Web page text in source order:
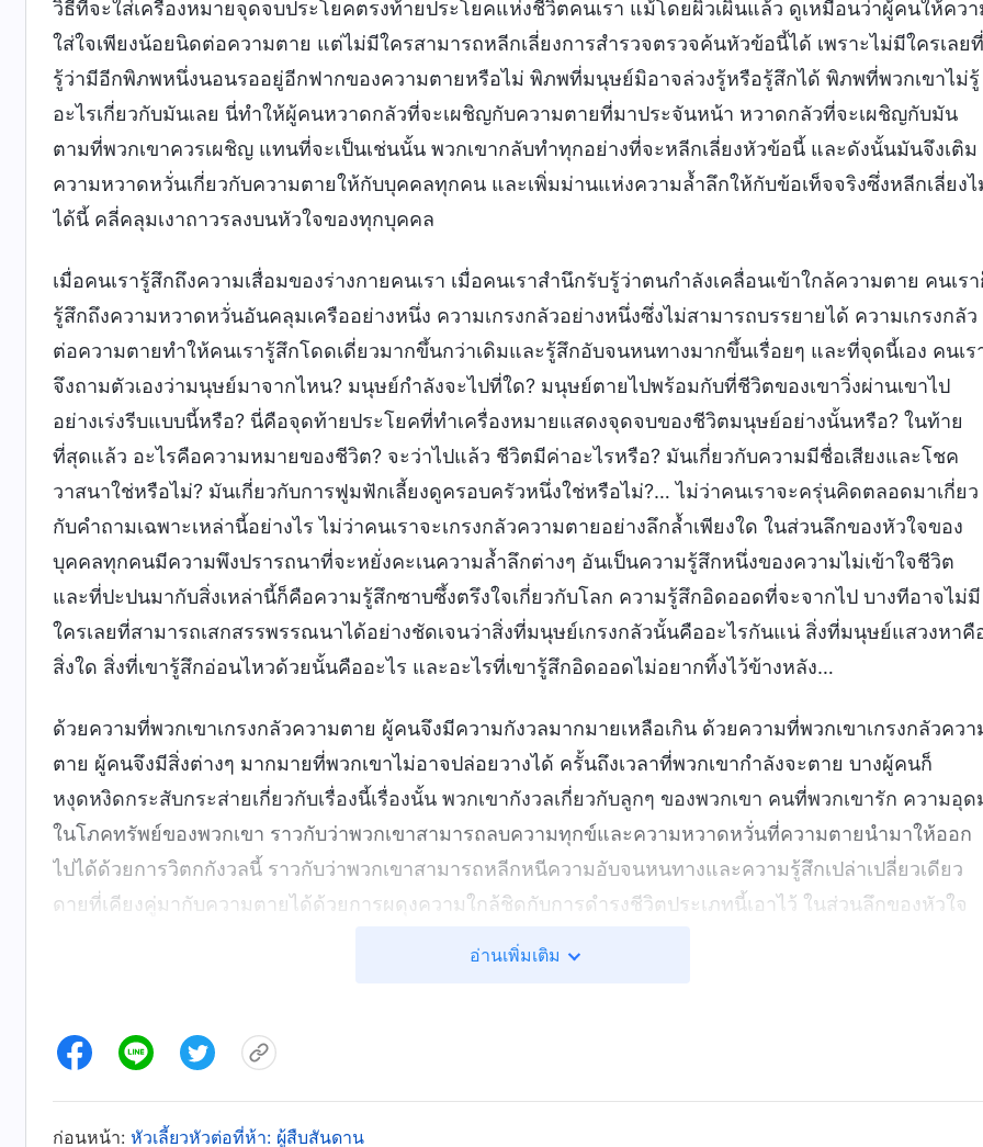
วิธีที่จะใส่เครื่องหมายจุดจบประโยคตรงท้ายประโยคแห่งชีวิตคนเรา แม้โดยผิวเผินแล้ว ดูเหมือนว่าผู้คนให้ควา
ใส่ใจเพียงน้อยนิดต่อความตาย แต่ไม่มีใครสามารถหลีกเลี่ยงการสำรวจตรวจค้นหัวข้อนี้ได้ เพราะไม่มีใครเลยที่
รู้ว่ามีอีกพิภพหนึ่งนอนรออยู่อีกฟากของความตายหรือไม่ พิภพที่มนุษย์มิอาจล่วงรู้หรือรู้สึกได้ พิภพที่พวกเขาไม่รู้
อะไรเกี่ยวกับมันเลย นี่ทำให้ผู้คนหวาดกลัวที่จะเผชิญกับความตายที่มาประจันหน้า หวาดกลัวที่จะเผชิญกับมัน
ตามที่พวกเขาควรเผชิญ แทนที่จะเป็นเช่นนั้น พวกเขากลับทำทุกอย่างที่จะหลีกเลี่ยงหัวข้อนี้ และดังนั้นมันจึงเติม
ความหวาดหวั่นเกี่ยวกับความตายให้กับบุคคลทุกคน และเพิ่มม่านแห่งความล้ำลึกให้กับข้อเท็จจริงซึ่งหลีกเลี่ยงไ
ได้นี้ คลี่คลุมเงาถาวรลงบนหัวใจของทุกบุคคล
เมื่อคนเรารู้สึกถึงความเสื่อมของร่างกายคนเรา เมื่อคนเราสำนึกรับรู้ว่าตนกำลังเคลื่อนเข้าใกล้ความตาย คนเร
รู้สึกถึงความหวาดหวั่นอันคลุมเครืออย่างหนึ่ง ความเกรงกลัวอย่างหนึ่งซึ่งไม่สามารถบรรยายได้ ความเกรงกลัว
ต่อความตายทำให้คนเรารู้สึกโดดเดี่ยวมากขึ้นกว่าเดิมและรู้สึกอับจนหนทางมากขึ้นเรื่อยๆ และที่จุดนี้เอง คนเร
จึงถามตัวเองว่ามนุษย์มาจากไหน? มนุษย์กำลังจะไปที่ใด? มนุษย์ตายไปพร้อมกับที่ชีวิตของเขาวิ่งผ่านเขาไป
อย่างเร่งรีบแบบนี้หรือ? นี่คือจุดท้ายประโยคที่ทำเครื่องหมายแสดงจุดจบของชีวิตมนุษย์อย่างนั้นหรือ? ในท้าย
ที่สุดแล้ว อะไรคือความหมายของชีวิต? จะว่าไปแล้ว ชีวิตมีค่าอะไรหรือ? มันเกี่ยวกับความมีชื่อเสียงและโชค
วาสนาใช่หรือไม่? มันเกี่ยวกับการฟูมฟักเลี้ยงดูครอบครัวหนึ่งใช่หรือไม่?… ไม่ว่าคนเราจะครุ่นคิดตลอดมาเกี่ยว
กับคำถามเฉพาะเหล่านี้อย่างไร ไม่ว่าคนเราจะเกรงกลัวความตายอย่างลึกล้ำเพียงใด ในส่วนลึกของหัวใจของ
บุคคลทุกคนมีความพึงปรารถนาที่จะหยั่งคะเนความล้ำลึกต่างๆ อันเป็นความรู้สึกหนึ่งของความไม่เข้าใจชีวิต
และที่ปะปนมากับสิ่งเหล่านี้ก็คือความรู้สึกซาบซึ้งตรึงใจเกี่ยวกับโลก ความรู้สึกอิดออดที่จะจากไป บางทีอาจไม่มี
ใครเลยที่สามารถเสกสรรพรรณนาได้อย่างชัดเจนว่าสิ่งที่มนุษย์เกรงกลัวนั้นคืออะไรกันแน่ สิ่งที่มนุษย์แสวงหาคื
สิ่งใด สิ่งที่เขารู้สึกอ่อนไหวด้วยนั้นคืออะไร และอะไรที่เขารู้สึกอิดออดไม่อยากทิ้งไว้ข้างหลัง…
ด้วยความที่พวกเขาเกรงกลัวความตาย ผู้คนจึงมีความกังวลมากมายเหลือเกิน ด้วยความที่พวกเขาเกรงกลัวควา
ตาย ผู้คนจึงมีสิ่งต่างๆ มากมายที่พวกเขาไม่อาจปล่อยวางได้ ครั้นถึงเวลาที่พวกเขากำลังจะตาย บางผู้คนก็
หงุดหงิดกระสับกระส่ายเกี่ยวกับเรื่องนี้เรื่องนั้น พวกเขากังวลเกี่ยวกับลูกๆ ของพวกเขา คนที่พวกเขารัก ความอุด
ในโภคทรัพย์ของพวกเขา ราวกับว่าพวกเขาสามารถลบความทุกข์และความหวาดหวั่นที่ความตายนำมาให้ออก
ไปได้ด้วยการวิตกกังวลนี้ ราวกับว่าพวกเขาสามารถหลีกหนีความอับจนหนทางและความรู้สึกเปล่าเปลี่ยวเดียว
ดายที่เคียงคู่มากับความตายได้ด้วยการผดุงความใกล้ชิดกับการดำรงชีวิตประเภทนี้เอาไว้ ในส่วนลึกของหัวใจ
มนุษย์มีความเกรงกลัวอันคลุมเครือ ความเกรงกลัวการพลัดพรากจากผู้เป็นที่รักทั้งหลายของคนเรา เกรงกลัวว่า
ตามลำพัง สู่พิภพหนึ่งซึ่งไม่รู้จักและไม่คุ้นเคย
3. ชีวิตหนึ่งซึ่งใช้ไปกับการแสวงหาชื่อเสียงและโชควาสนา ทำให้คนเราตกอยู่ในสภาพกลืนไม่
เข้าคายไม่ออกยามเผชิญหน้ากับความตาย
อ่านเพิ่มเติม
ก่อนหน้า: หัวเลี้ยวหัวต่อที่ห้า: ผู้สืบสันดาน